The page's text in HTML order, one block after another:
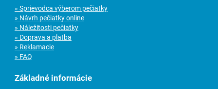
» Sprievodca výberom pečiatky
» Návrh pečiatky online
» Náležitosti pečiatky
» Doprava a platba
» Reklamacie
» FAQ
Základné informácie